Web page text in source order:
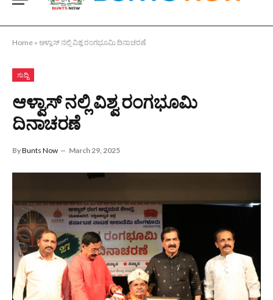
Home » ಆಳ್ವಾಸ್ ನಲ್ಲಿ ವಿಶ್ವ ರಂಗಭೂಮಿ ದಿನಾಚರಣೆ
ಸುದ್ದಿ
ಆಳ್ವಾಸ್ ನಲ್ಲಿ ವಿಶ್ವ ರಂಗಭೂಮಿ
ದಿನಾಚರಣೆ
ByBunts Now March 29, 2025